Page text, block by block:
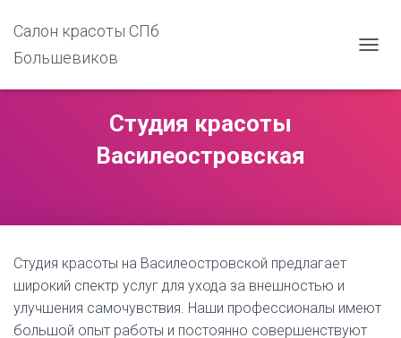
Салон красоты СПб
Большевиков
Р
Ь
Г
Студия красоты
Василеостровская
Студия красоты на Василеостровской предлагает
широкий спектр услуг для ухода за внешностью и
улучшения самочувствия. Наши профессионалы имеют
большой опыт работы и постоянно совершенствуют